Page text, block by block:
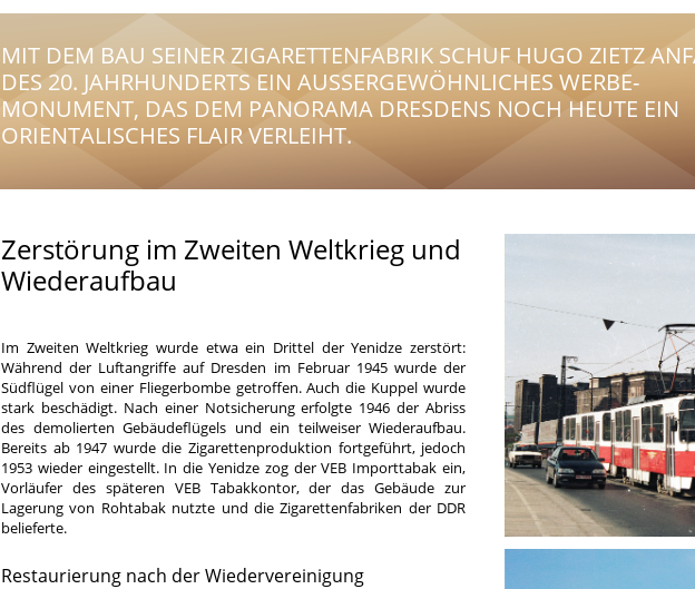
MIT DEM BAU SEINER ZIGARETTENFABRIK SCHUF HUGO ZIETZ
DES 20. JAHRHUNDERTS EIN AUSSERGEWÖHNLICHES WERBE- M
ONUMENT, DAS DEM PANORAMA DRESDENS NOCH HEUTE EIN O
RIENTALISCHES FLAIR VERLEIHT.
Zerstörung im Zweiten Weltkrieg und
Wiederaufbau
Im Zweiten Weltkrieg wurde etwa ein Drittel der Yenidze zerstört:
Während der Luftangriffe auf Dresden im Februar 1945 wurde der
Südflügel von einer Fliegerbombe getroffen. Auch die Kuppel wurde
stark beschädigt. Nach einer Notsicherung erfolgte 1946 der Abriss
des demolierten Gebäudeflügels und ein teilweiser Wiederaufbau.
Bereits ab 1947 wurde die Zigarettenproduktion fortgeführt, jedoch
1953 wieder eingestellt. In die Yenidze zog der VEB Importtabak ein,
Vorläufer des späteren VEB Tabakkontor, der das Gebäude zur
Lagerung von Rohtabak nutzte und die Zigarettenfabriken der DDR
belieferte.
Restaurierung nach der Wiedervereinigung